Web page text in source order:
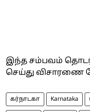
இந்த சம்பவம்
செய்து விசாரணை
கர்நாடகா Karnataka